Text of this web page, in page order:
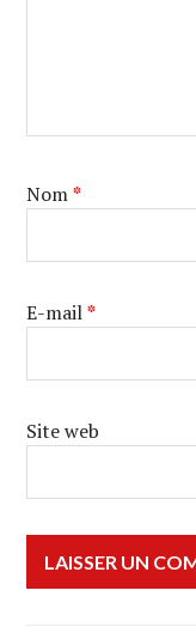
Nom*
E-mail*
Site web